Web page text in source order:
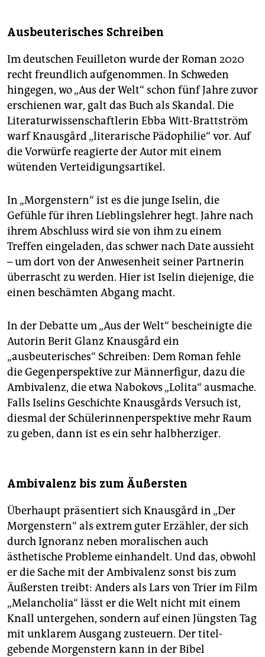
Ausbeuterisches Schreiben
Im deutschen Feuilleton wurde der Roman 2020
recht freundlich aufgenommen. In Schweden
hingegen, wo „Aus der Welt“ schon fünf Jahre zuvor
erschienen war, galt das Buch als Skandal. Die
Literaturwissenschaftlerin Ebba Witt-Brattström
warf Knausgård „literarische Pädophilie“ vor. Auf
die Vorwürfe reagierte der Autor mit einem
wütenden Verteidigungsartikel.
In „Morgenstern“ ist es die junge Iselin, die
Gefühle für ihren Lieblingslehrer hegt. Jahre nach
ihrem Abschluss wird sie von ihm zu einem
Treffen eingeladen, das schwer nach Date aussieht
– um dort von der Anwesenheit seiner Partnerin
überrascht zu werden. Hier ist Iselin diejenige, die
einen beschämten Abgang macht.
In der Debatte um „Aus der Welt“ bescheinigte die
Autorin Berit Glanz Knausgård ein
„ausbeuterisches“ Schreiben: Dem Roman fehle
die Gegenper­spek­tive zur Männerfigur, dazu die
Ambivalenz, die etwa Nabokovs „Lolita“ ausmache.
Falls ­Iselins Geschichte Knausgårds Versuch ist,
diesmal der Schülerinnenperspektive mehr Raum
zu ­geben, dann ist es ein sehr ­halbherziger.
Ambivalenz bis zum Äußersten
Überhaupt präsentiert sich Knausgård in „Der
Morgenstern“ als extrem guter Erzähler, der sich
durch Ignoranz neben moralischen auch
ästhetische Probleme einhandelt. Und das, obwohl
er die Sache mit der Ambivalenz sonst bis zum
Äußersten treibt: ­Anders als Lars von Trier im Film
„Melancholia“ lässt er die Welt nicht mit einem
Knall untergehen, sondern auf einen Jüngsten Tag
mit unklarem Ausgang zusteuern. Der titel­
gebende Morgenstern kann in der Bibel